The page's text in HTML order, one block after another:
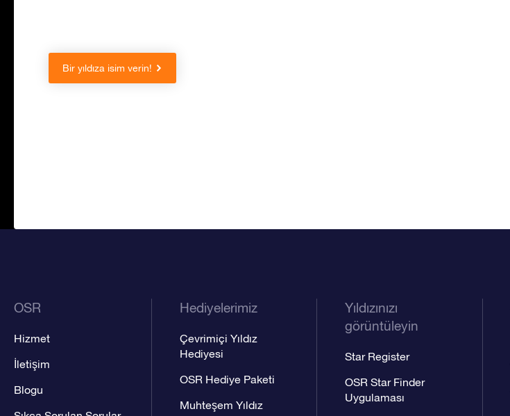
Bir yıldıza isim verin!
OSR
Hizmet
İletişim
Blogu
Hediyelerimiz
Çevrimiçi Yıldız
Hediyesi
OSR Hediye Paketi
Muhteşem Yıldız
Yıldızınızı
görüntüleyin
Star Register
OSR Star Finder
Uygulaması